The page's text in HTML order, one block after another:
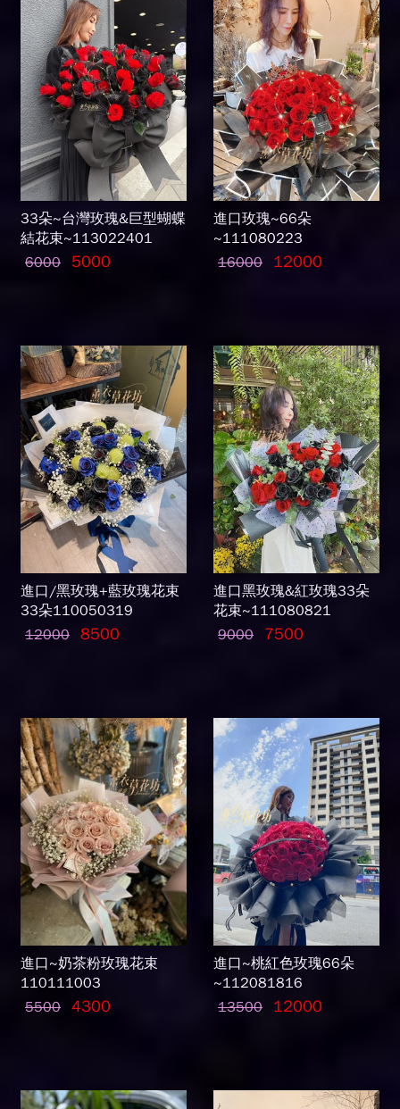
33朵~台灣玫瑰&巨型蝴蝶
結花束~113022401
6000
5000
進口玫瑰~66朵
~111080223
16000
12000
進口/黑玫瑰+藍玫瑰花束
33朵110050319
12000 8500
進口黑玫瑰&紅玫瑰33朵
花束~111080821
9000
7500
進口~奶茶粉玫瑰花束
110111003
5500 4300
進口~桃紅色玫瑰66朵
~112081816
13500
12000